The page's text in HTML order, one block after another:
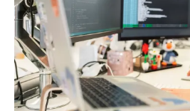
los
Sistemas
de
Gestión
HSEQ